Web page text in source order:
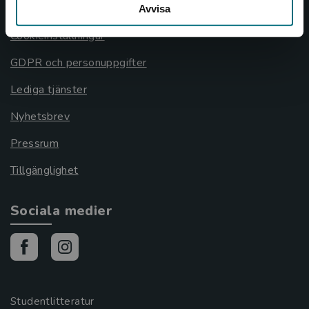
Avvisa
Cookieinställningar
GDPR och personuppgifter
Lediga tjänster
Nyhetsbrev
Pressrum
Tillgänglighet
Sociala medier
Studentlitteratur